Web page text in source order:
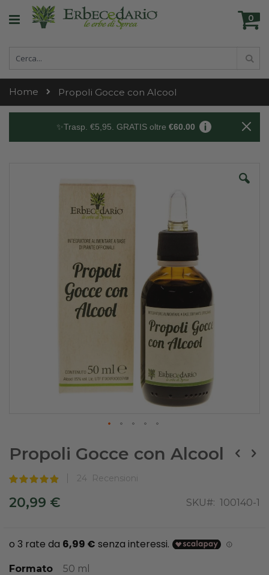
to
Content
0
Home Propoli Gocce con Alcool
✨Trasp. €5,95. GRATIS oltre €60.00
to
the
of
the
gallery
Propoli Gocce con Alcool
Valutazione: 24 Recensioni
20,99 € SKU 100140-1
Formato 50 ml